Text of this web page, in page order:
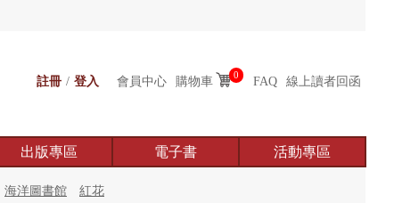
註冊 / 登入 會員中心 購物車 0 FAQ 線上讀者回函
出版專區 電子書 活動專區
海洋圖書館 紅花